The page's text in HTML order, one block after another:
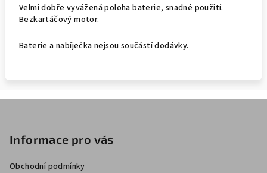
Velmi dobře vyvážená poloha baterie, snadné použití.
Bezkartáčový motor.
Baterie a nabíječka nejsou součástí dodávky.
Informace pro vás
Obchodní podmínky